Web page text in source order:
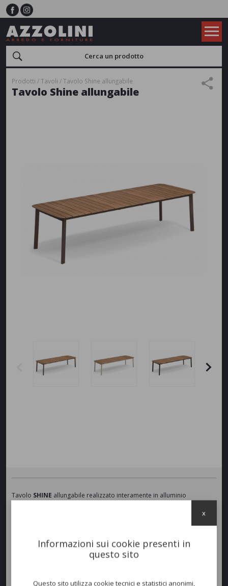
Prodotti Tavoli Tavolo Shine allungabile
Tavolo Shine allungabile
Tavolo SHINE allungabile realizzato interamente in alluminio
L’uso dell’alluminio fa sì che la collezione sia estremamente leggera,
quindi funzionale, ed altamente resistente agli agenti atmosferici. Il
Residenziale.Informazioni sui cookie presenti in
questo sito
Questo sito utilizza cookie tecnici e statistici anonimi,
x